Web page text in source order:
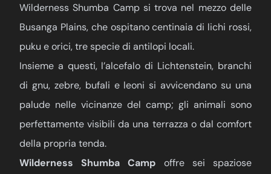
Wilderness Shumba Camp si trova nel mezzo delle
Busanga Plains, che ospitano centinaia di lichi rossi,
puku e orici, tre specie di antilopi locali.
Insieme a questi, l’alcefalo di Lichtenstein, branchi
di gnu, zebre, bufali e leoni si avvicendano su una
palude nelle vicinanze del camp; gli animali sono
perfettamente visibili da una terrazza o dal comfort
della propria tenda.
Wilderness Shumba Camp offre sei spaziose